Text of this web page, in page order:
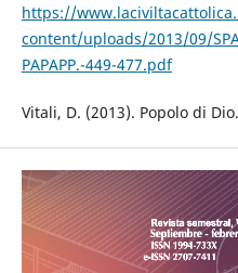
https://
content/uploads/2013/09/
PAPAPP.-449-477.pdf
Vitali, D. (2013). Popolo di